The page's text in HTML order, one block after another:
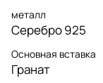
металл
Серебро 925
Основная вставка
Гранат